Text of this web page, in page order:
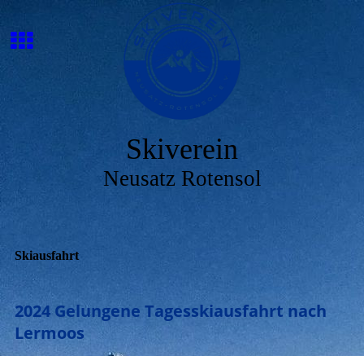
Skiverein
Neusatz Rotensol
Skiausfahrt
2024 Gelungene Tagesskiausfahrt nach
Lermoos